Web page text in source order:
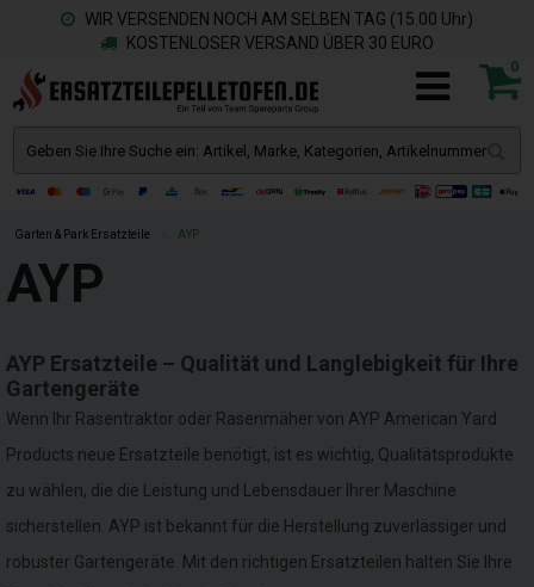
WIR VERSENDEN NOCH AM SELBEN TAG (15.00 Uhr)
KOSTENLOSER VERSAND ÜBER 30 EURO
0
Garten & Park Ersatzteile AYP
AYP
AYP Ersatzteile – Qualität und Langlebigkeit für Ihre
Gartengeräte
Wenn Ihr Rasentraktor oder Rasenmäher von AYP American Yard
Products neue Ersatzteile benötigt, ist es wichtig, Qualitätsprodukte
zu wählen, die die Leistung und Lebensdauer Ihrer Maschine
sicherstellen. AYP ist bekannt für die Herstellung zuverlässiger und
robuster Gartengeräte. Mit den richtigen Ersatzteilen halten Sie Ihre